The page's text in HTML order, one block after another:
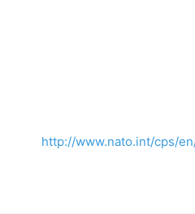
http://www.nato.int/cps/